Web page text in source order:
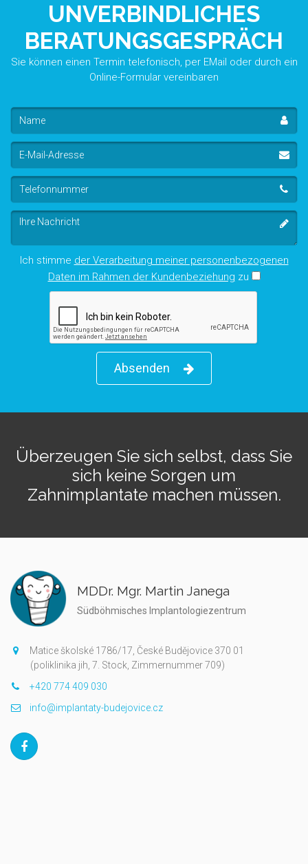
UNVERBINDLICHES
BERATUNGSGESPRÄCH
Sie können einen Termin telefonisch, per EMail oder durch ein
Online-Formular vereinbaren
Adresse
Ich stimme der Verarbeitung meiner personenbezogenen
Daten im Rahmen der Kundenbeziehung zu
Absenden
Überzeugen Sie sich selbst, dass Sie
sich keine Sorgen um
Zahnimplantate machen müssen.
MDDr. Mgr. Martin Janega
Südböhmisches Implantologiezentrum
Matice školské 1786/17, České Budějovice 370 01
(poliklinika jih, 7. Stock, Zimmernummer 709)
+420 774 409 030
info@implantaty-budejovice.cz